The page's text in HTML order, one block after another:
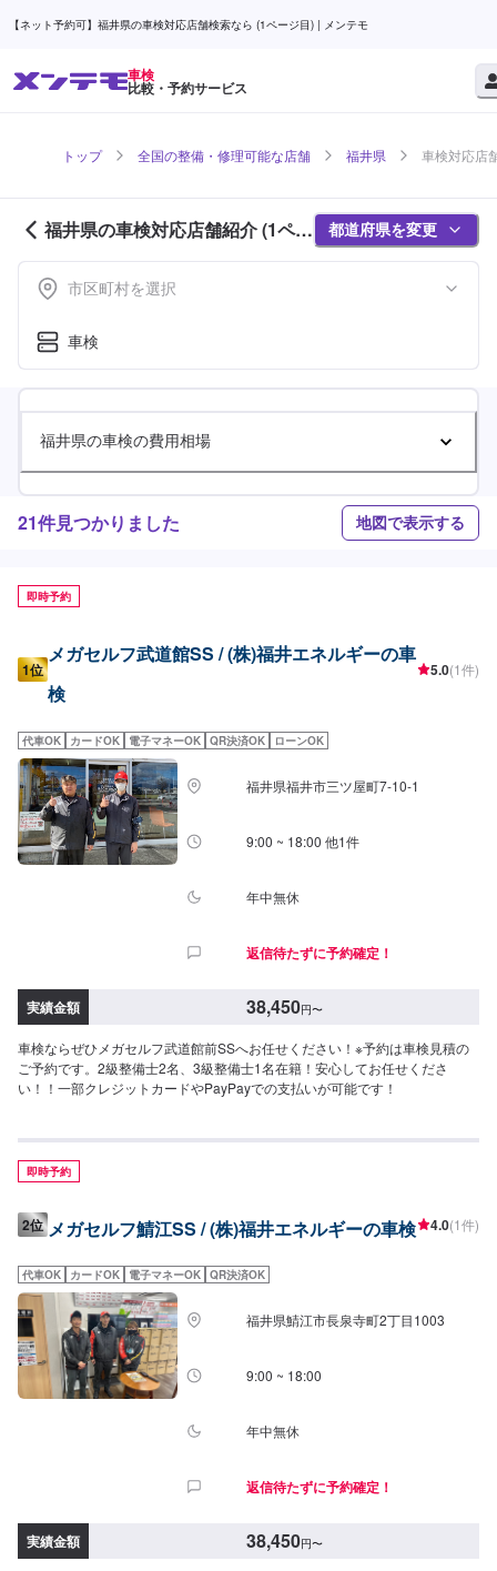
【ネット予約可】福井県の車検対応店舗検索なら (1ページ目) | メンテモ
車検
比較・予約サービス
トップ 全国の整備・修理可能な店舗 福井県 車検対応店
福井県の車検対応店舗紹介 (1ペー
ジ目)
都道府県を変更
市区町村を選択
車検
福井県の車検の費用相場
21件見つかりました 地図で表示する
即時予約
1位
メガセルフ武道館SS / (株)福井エネルギーの車
検
5.0(1件)
代車OK カードOK 電子マネーOK QR決済OK ローンOK
福井県福井市三ツ屋町7-10-1
9:00 ~ 18:00 他1件
年中無休
返信待たずに予約確定！
実績金額 38,450円〜
車検ならぜひメガセルフ武道館前SSへお任せください！※予約は車検見積の
ご予約です。2級整備士2名、3級整備士1名在籍！安心してお任せくださ
い！！一部クレジットカードやPayPayでの支払いが可能です！
即時予約
2位 メガセルフ鯖江SS / (株)福井エネルギーの車検 4.0(1件)
代車OK カードOK 電子マネーOK QR決済OK
福井県鯖江市長泉寺町2丁目1003
9:00 ~ 18:00
年中無休
返信待たずに予約確定！
実績金額 38,450円〜